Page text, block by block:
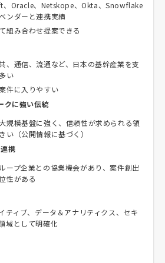
、Oracle、Netskope、Okta、Snowflake
ンダーと連携実績
組み合わせ提案できる
、通信、流通など、日本の基幹産業を支
い
件に入りやすい
クに強い伝統
規模基盤に強く、信頼性が求められる領
い（公開情報に基づく）
携
ープ企業との協業機会があり、案件創出
性がある
ティブ、データ＆アナリティクス、セキ
域として明確化